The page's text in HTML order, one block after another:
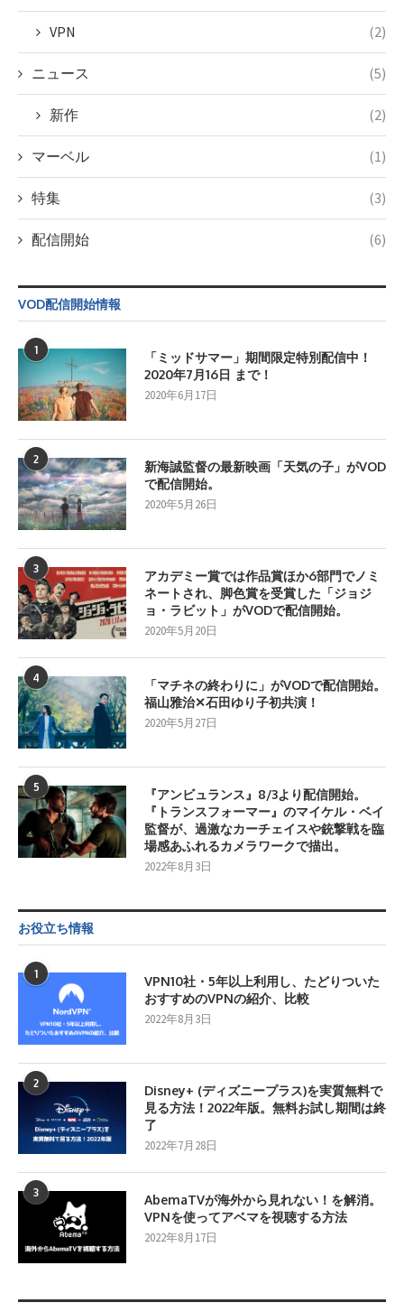
tax.php
line 115
VPN (2)
ニュース (5)
新作 (2)
マーベル (1)
特集 (3)
配信開始 (6)
VOD配信開始情報
1
「ミッドサマー」期間限定特別配信中！
2020年7月16日 まで！
2020年6月17日
2
新海誠監督の最新映画「天気の子」がVOD
で配信開始。
2020年5月26日
3
アカデミー賞では作品賞ほか6部門でノミ
ネートされ、脚色賞を受賞した「ジョジ
ョ・ラビット」がVODで配信開始。
2020年5月20日
4
「マチネの終わりに」がVODで配信開始。
福山雅治✕石田ゆり子初共演！
2020年5月27日
5
『アンビュランス』8/3より配信開始。
『トランスフォーマー』のマイケル・ベイ
監督が、過激なカーチェイスや銃撃戦を臨
場感あふれるカメラワークで描出。
2022年8月3日
お役立ち情報
1
VPN10社・5年以上利用し、たどりついた
おすすめのVPNの紹介、比較
2022年8月3日
2
Disney+ (ディズニープラス)を実質無料で
見る方法！2022年版。無料お試し期間は終
了
2022年7月28日
3
AbemaTVが海外から見れない！を解消。
VPNを使ってアベマを視聴する方法
2022年8月17日